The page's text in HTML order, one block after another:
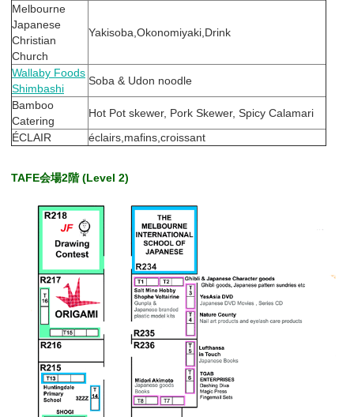
Melbourne
Japanese
Christian
Church
Yakisoba,Okonomiyaki,Drink
Wallaby Foods
Shimbashi
Soba & Udon noodle
Bamboo
Catering
Hot Pot skewer, Pork Skewer, Spicy Calamari
ÉCLAIR
éclairs,mafins,croissant
TAFE会場2階 (Level 2)